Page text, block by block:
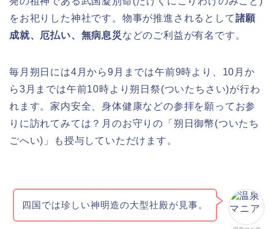
をお祀りした神社です。物事が推進されるとして諸願
成就、厄払い、無病息災 などのご利益が有名です。
毎月朔日には4月から9月までは午前9時より、10月か
ら3月までは午前10時より朔日祭(ついたちさい)が行わ
れます。家内安全、身体健康などの参拝を願ってお参
りに訪れてみては？月のお守りの「朔日御幣(ついたち
ごへい)」も授与していただけます。
四国では珍しい神明造の大型社殿が見事。